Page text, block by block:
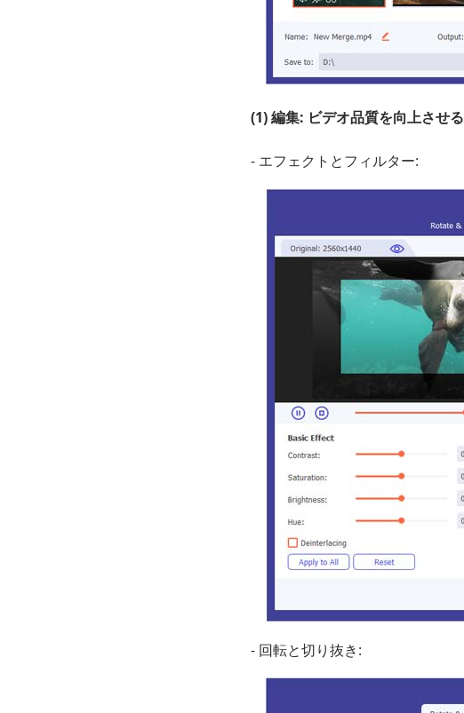
(1) 編集: ビデオ品質を向上させる
- エフェクトとフィルター:
- 回転と切り抜き: